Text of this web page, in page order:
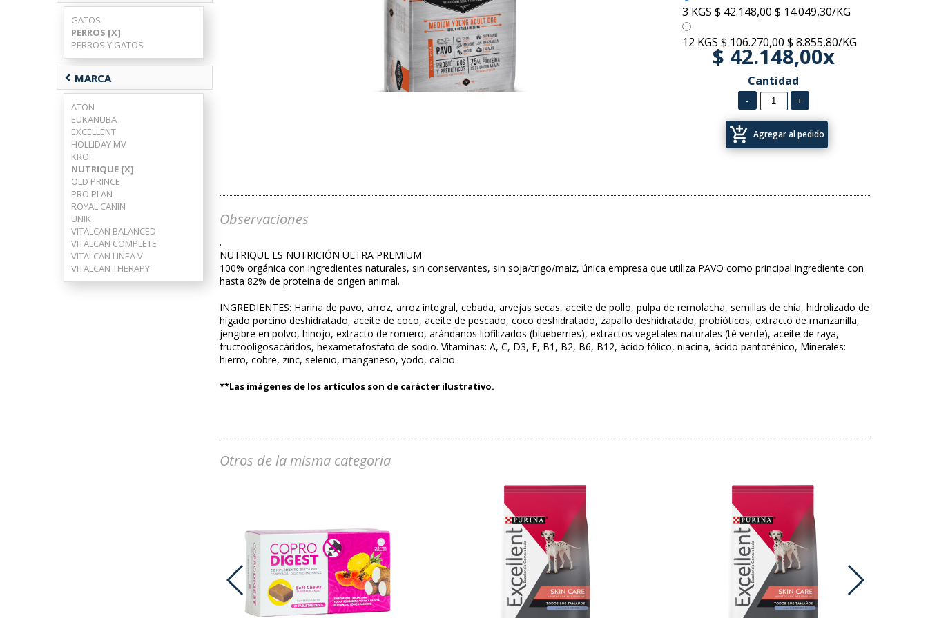
GATOS
PERROS [X]
PERROS Y GATOS
chevron_left MARCA
ATON
EUKANUBA
EXCELLENT
HOLLIDAY MV
KROF
NUTRIQUE [X]
OLD PRINCE
PRO PLAN
ROYAL CANIN
UNIK
VITALCAN BALANCED
VITALCAN COMPLETE
VITALCAN LINEA V
VITALCAN THERAPY
3 KGS $ 42.148,00 $ 14.049,30/KG
12 KGS $ 106.270,00 $ 8.855,80/KG
$ 42.148,00x
Cantidad
add_shopping_cart Agregar al pedido
Observaciones
.
NUTRIQUE ES NUTRICIÓN ULTRA PREMIUM
100% orgánica con ingredientes naturales, sin conservantes, sin soja/trigo/maiz, única empresa que utiliza PAVO como principal ingrediente con
hasta 82% de proteina de origen animal.
INGREDIENTES: Harina de pavo, arroz, arroz integral, cebada, arvejas secas, aceite de pollo, pulpa de remolacha, semillas de chía, hidrolizado de
hígado porcino deshidratado, aceite de coco, aceite de pescado, coco deshidratado, zapallo deshidratado, probióticos, extracto de manzanilla,
jengibre en polvo, hinojo, extracto de romero, arándanos liofilizados (blueberries), extractos vegetales naturales (té verde), aceite de raya,
fructooligosacáridos, hexametafosfato de sodio. Vitaminas: A, C, D3, E, B1, B2, B6, B12, ácido fólico, niacina, ácido pantoténico, Minerales:
hierro, cobre, zinc, selenio, manganeso, yodo, calcio.
**Las imágenes de los artículos son de carácter ilustrativo.
Otros de la misma categoria